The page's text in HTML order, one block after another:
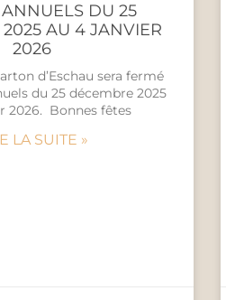
DU 25
AU 4 JANVIER
2026
d’Eschau sera fermé
du 25 décembre 2025
2026. Bonnes fêtes
LA SUITE »